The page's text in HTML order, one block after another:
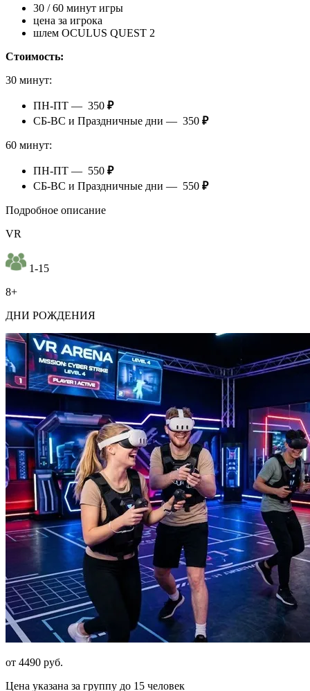
30 / 60 минут игры
цена за игрока
шлем OCULUS QUEST 2
Стоимость:
30 минут:
ПН-ПТ — 350 ₽
СБ-ВС и Праздничные дни — 350 ₽
60 минут:
ПН-ПТ — 550 ₽
СБ-ВС и Праздничные дни — 550 ₽
Подробное описание
VR
1-15
8+
ДНИ РОЖДЕНИЯ
от 4490 руб.
Цена указана за группу до 15 человек